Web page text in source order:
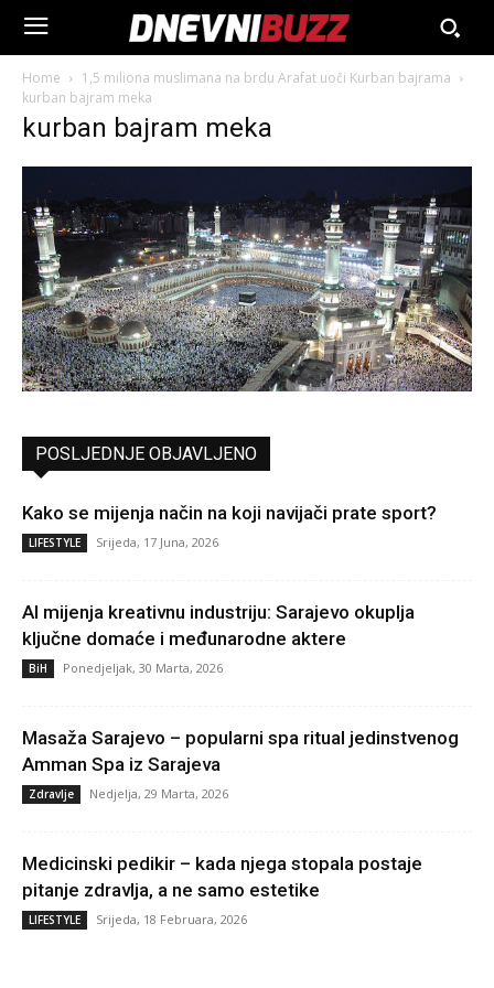
Home
1,5 miliona muslimana na brdu Arafat uoči Kurban bajrama
kurban bajram meka
kurban bajram meka
POSLJEDNJE OBJAVLJENO
Kako se mijenja način na koji navijači prate sport?
LIFESTYLE Srijeda, 17 Juna, 2026
AI mijenja kreativnu industriju: Sarajevo okuplja
ključne domaće i međunarodne aktere
BiH Ponedjeljak, 30 Marta, 2026
Masaža Sarajevo – popularni spa ritual jedinstvenog
Amman Spa iz Sarajeva
Zdravlje Nedjelja, 29 Marta, 2026
Medicinski pedikir – kada njega stopala postaje
pitanje zdravlja, a ne samo estetike
LIFESTYLE Srijeda, 18 Februara, 2026